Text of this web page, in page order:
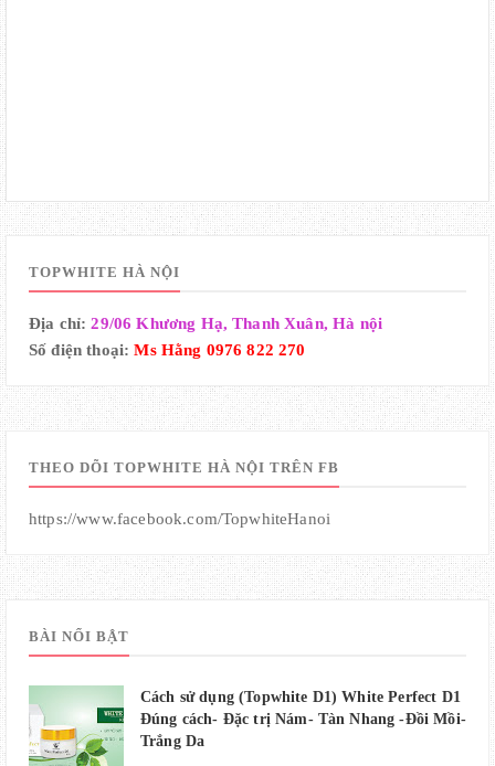
TOPWHITE HÀ NỘI
Địa chỉ:29/06 Khương Hạ, Thanh Xuân, Hà nội
Số điện thoại:Ms Hằng 0976 822 270
THEO DÕI TOPWHITE HÀ NỘI TRÊN FB
https://www.facebook.com/TopwhiteHanoi
BÀI NỔI BẬT
Cách sử dụng (Topwhite D1) White Perfect D1
Đúng cách- Đặc trị Nám- Tàn Nhang -Đồi Mồi-
Trắng Da